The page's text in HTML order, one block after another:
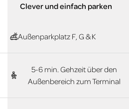
Clever und einfach parken
Außenparkplatz F, G & K
5-6 min. Gehzeit über den
Außenbereich zum Terminal